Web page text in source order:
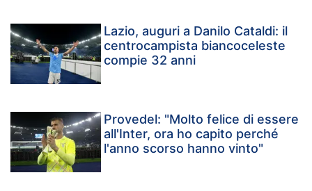
Lazio, auguri a Danilo Cataldi: il
centrocampista biancoceleste
compie 32 anni
Provedel: "Molto felice di essere
all'Inter, ora ho capito perché
l'anno scorso hanno vinto"